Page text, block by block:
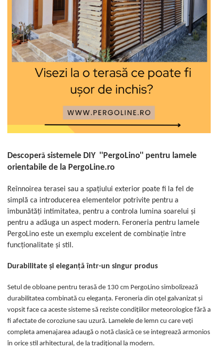
Glisiere / feronerii
Feroneriile PergoLino®
Glisiere din aluminiu
Glisiere compozit HDPE
Accesorii
Descoperă sistemele DIY ''PergoLino'' pentru lamele
orientabile de la PergoLine.ro
Reînnoirea terasei sau a spațiului exterior poate fi la fel de
simplă ca introducerea elementelor potrivite pentru a
îmbunătăți intimitatea, pentru a controla lumina soarelui și
pentru a adăuga un aspect modern. Feroneria pentru lamele
PergoLino este un exemplu excelent de combinație între
funcționalitate și stil.
Durabilitate și eleganță într-un singur produs
Setul de obloane pentru terasă de 130 cm PergoLino simbolizează
durabilitatea combinată cu eleganța. Feroneria din oțel galvanizat și
vopsit face ca aceste sisteme să reziste condițiilor meteorologice fără a
fi afectate de coroziune sau uzură. Lamelele de lemn cu care veți
completa amenajarea adaugă o notă clasică ce se integrează armonios
în orice stil arhitectural, de la tradițional la modern.